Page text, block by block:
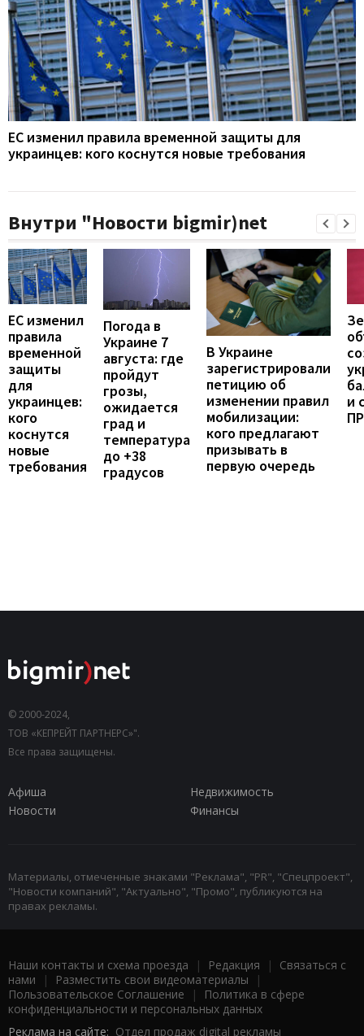
ЕС изменил правила временной защиты для
украинцев: кого коснутся новые требования
Внутри "Новости bigmir)net
ЕС изменил
правила
временной
защиты
для
украинцев:
кого
коснутся
новые
требования
Погода в
Украине 7
августа: где
пройдут
грозы,
ожидается
град и
температура
до +38
градусов
В Украине
зарегистрировали
петицию об
изменении правил
мобилизации:
кого предлагают
призывать в
первую очередь
и
© 2000-2024,
ТОВ «КЕПРЕЙТ ПАРТНЕРС»".
Все права защищены.
Афиша
Недвижимость
Новости
Финансы
Материалы, отмеченные знаками "Реклама", "PR", "Спецпроект",
"Новости компаний", "Актуально", "Промо", публикуются на
правах рекламы.
Наши контакты и схема проезда | Редакция | Связаться с
нами | Разместить свои видеоматериалы |
Пользовательское Соглашение |
Политика в сфере
конфиденциальности и персональных данных
Реклама на сайте: Отдел продаж digital рекламы